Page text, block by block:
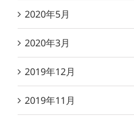
2020年5月
2020年3月
2019年12月
2019年11月